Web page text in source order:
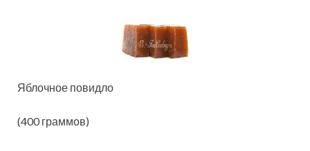
Яблочное повидло
(400 граммов)